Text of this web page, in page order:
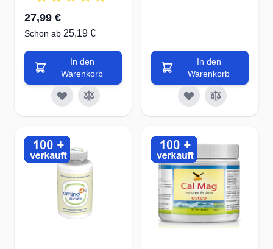
27,99 €
Schon ab 25,19 €
In den
Warenkorb
In den
Warenkorb